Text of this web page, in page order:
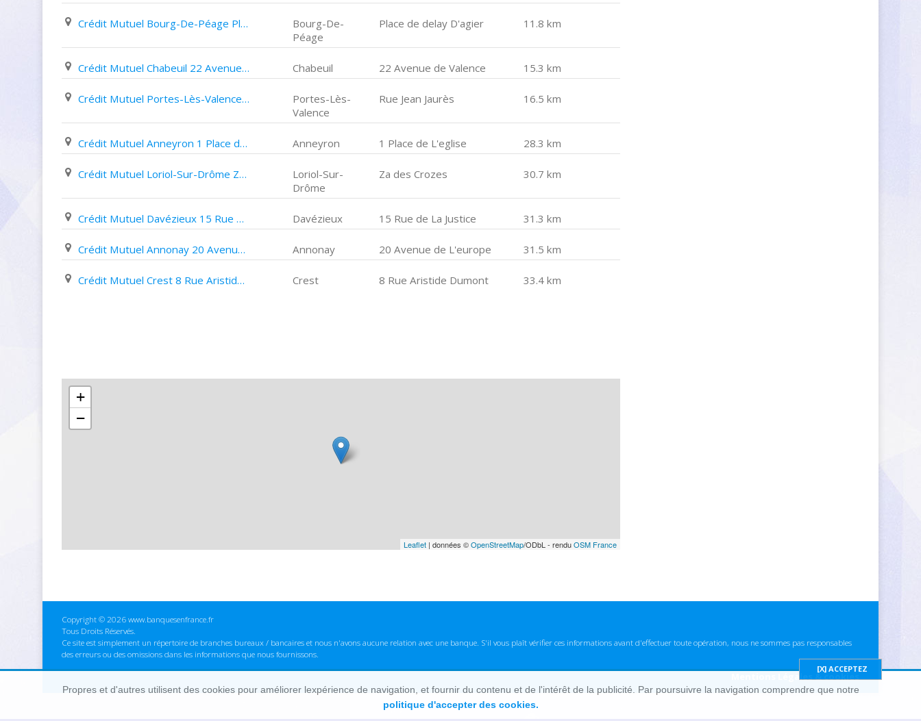
Crédit Mutuel Bourg-De-Péage Place de delay D'agier
Bourg-De-
Péage
Place de delay D'agier 11.8 km
Crédit Mutuel Chabeuil 22 Avenue de Valence Chabeuil 22 Avenue de Valence 15.3 km
Crédit Mutuel Portes-Lès-Valence Rue Jean Jaurès
Portes-Lès-
Valence
Rue Jean Jaurès 16.5 km
Crédit Mutuel Anneyron 1 Place de L'eglise Anneyron 1 Place de L'eglise 28.3 km
Crédit Mutuel Loriol-Sur-Drôme Za des Crozes
Loriol-Sur-
Drôme
Za des Crozes 30.7 km
Crédit Mutuel Davézieux 15 Rue de La Justice Davézieux 15 Rue de La Justice 31.3 km
Crédit Mutuel Annonay 20 Avenue de L'europe Annonay 20 Avenue de L'europe 31.5 km
Crédit Mutuel Crest 8 Rue Aristide Dumont Crest 8 Rue Aristide Dumont 33.4 km
+
−
Leaflet| données ©OpenStreetMap/ODbL - renduOSM France
Copyright © 2026 www.banquesenfrance.fr
Tous Droits Réservés.
Ce site est simplement un répertoire de branches bureaux / bancaires et nous n'avons aucune relation avec une banque. S'il vous plaît vérifier ces informations avant d'effectuer toute opération, nous ne sommes pas responsables
des erreurs ou des omissions dans les informations que nous fournissons.
Mentions Légales & cookies
Propres et d'autres utilisent des cookies pour améliorer lexpérience de navigation, et fournir du contenu et de l'intérêt de la publicité. Par poursuivre la navigation comprendre que notre
politique d'accepter des cookies.